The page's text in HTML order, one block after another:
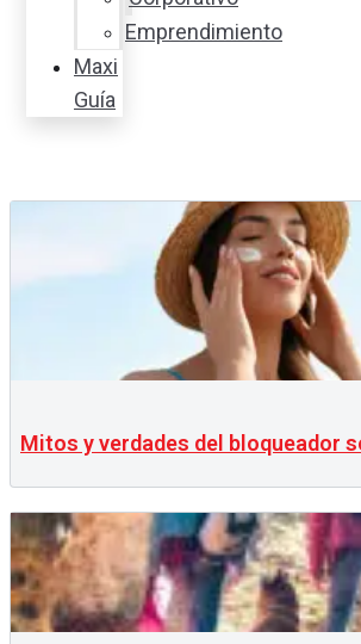
Emprendimiento
Maxi
Guía
Mitos y verdades del bloqueador